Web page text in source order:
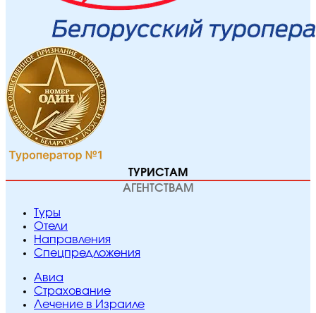
ТУРИСТАМ
АГЕНТСТВАМ
Туры
Отели
Направления
Спецпредложения
Авиа
Страхование
Лечение в Израиле